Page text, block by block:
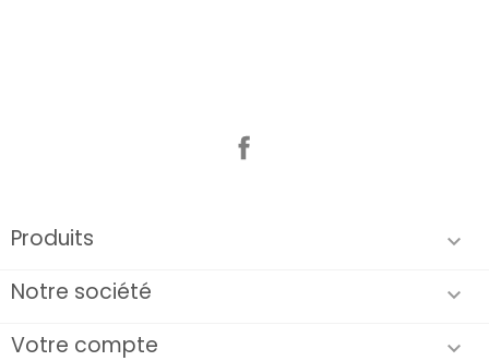
Produits 
Notre société 
Votre compte 